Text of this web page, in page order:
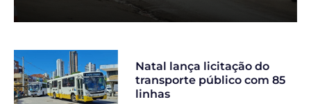
Natal lança licitação do
transporte público com 85
linhas